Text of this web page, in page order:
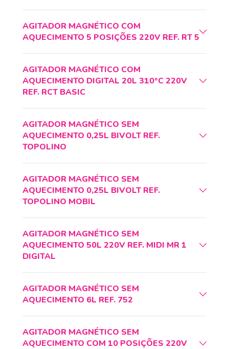
AGITADOR MAGNÉTICO COM
AQUECIMENTO 5 POSIÇÕES 220V REF. RT 5
AGITADOR MAGNÉTICO COM
AQUECIMENTO DIGITAL 20L 310ºC 220V
REF. RCT BASIC
AGITADOR MAGNÉTICO SEM
AQUECIMENTO 0,25L BIVOLT REF.
TOPOLINO
AGITADOR MAGNÉTICO SEM
AQUECIMENTO 0,25L BIVOLT REF.
TOPOLINO MOBIL
AGITADOR MAGNÉTICO SEM
AQUECIMENTO 50L 220V REF. MIDI MR 1
DIGITAL
AGITADOR MAGNÉTICO SEM
AQUECIMENTO 6L REF. 752
AGITADOR MAGNÉTICO SEM
AQUECIMENTO COM 10 POSIÇÕES 220V